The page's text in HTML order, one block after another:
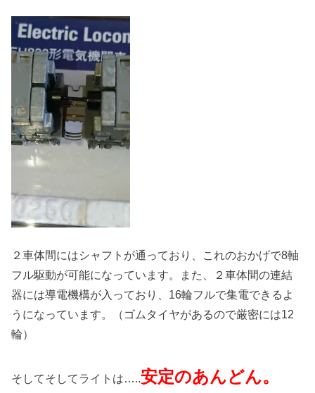
２車体間にはシャフトが通っており、これのおかげで8軸
フル駆動が可能になっています。また、２車体間の連結
器には導電機構が入っており、16輪フルで集電できるよ
うになっています。（ゴムタイヤがあるので厳密には12
輪）
そしてそしてライトは…..安定のあんどん。